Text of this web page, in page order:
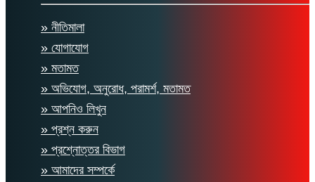
» নীতিমালা
» যোগাযোগ
» মতামত
» অভিযোগ, অনুরোধ, পরামর্শ, মতামত
» আপনিও লিখুন
» প্রশ্ন করুন
» প্রশ্নোত্তর বিভাগ
» আমাদের সম্পর্কে